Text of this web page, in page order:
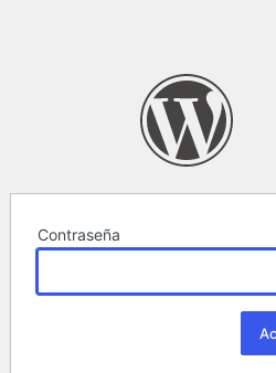
Contraseña